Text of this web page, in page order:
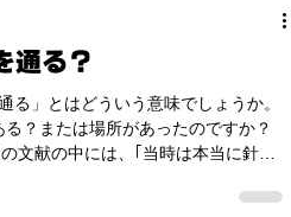
自分がイエスを信じた｣ と言った瞬
られることがあります。｢イエスを
。これは、彼らが自ら進んで捨て
られた｣ ということであり、それに
かった、という意味で、イエスを
通る？
る」とはどういう意味でしょうか。
？または場所があったのですか？
文献の中には、｢当時は本当に針の
実際に考古学的に立証されたもの